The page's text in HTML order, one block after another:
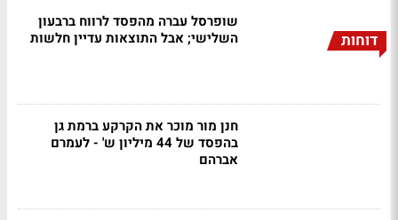
דוחות
שופרסל עברה מהפסד לרווח ברבעון
השלישי; אבל התוצאות עדיין חלשות
חנן מור מוכר את הקרקע ברמת גן
בהפסד של 44 מיליון ש' - לעמרם
אברהם